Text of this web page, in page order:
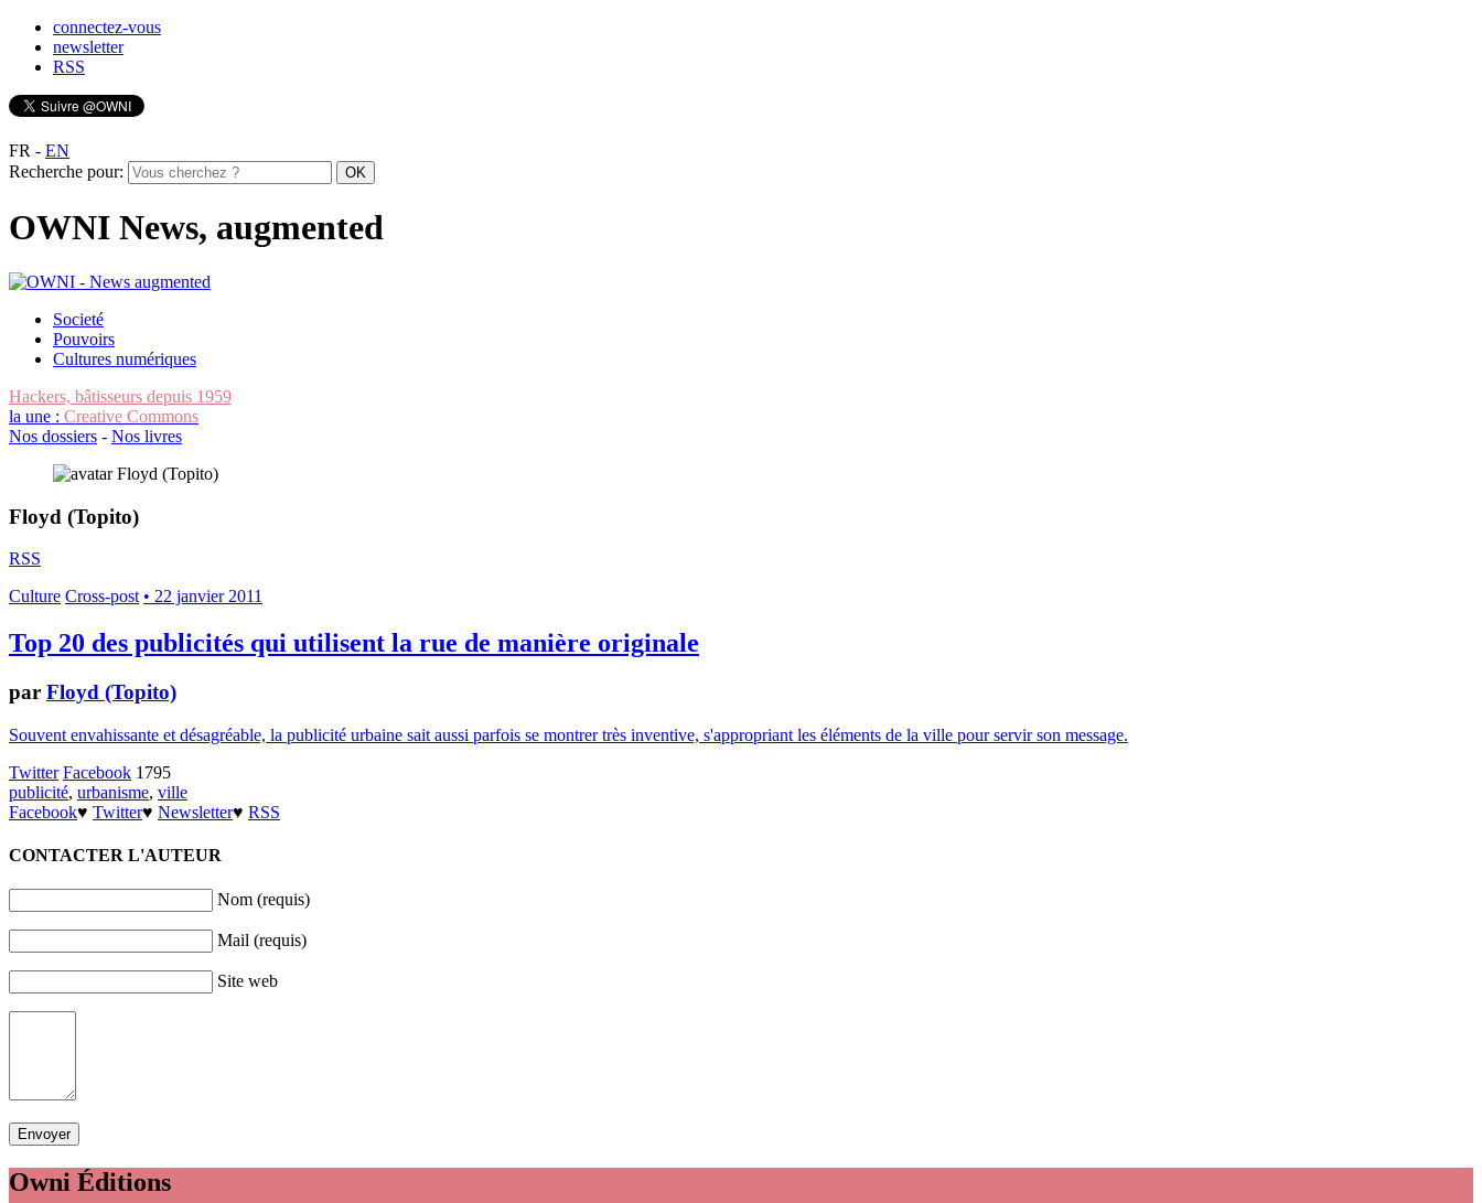
connectez-vous
newsletter
RSS
FR - EN
Recherche pour:
OWNI News, augmented
Societé
Pouvoirs
Cultures numériques
Hackers, bâtisseurs depuis 1959
la une : Creative Commons
Nos dossiers - Nos livres
Floyd (Topito)
RSS
Culture Cross-post • 22 janvier 2011
Top 20 des publicités qui utilisent la rue de manière originale
par Floyd (Topito)
Souvent envahissante et désagréable, la publicité urbaine sait aussi parfois se montrer très inventive, s'appropriant les éléments de la ville pour servir son message.
Twitter Facebook 1795
publicité, urbanisme, ville
Facebook♥ Twitter♥ Newsletter♥ RSS
CONTACTER L'AUTEUR
Nom (requis)
Mail (requis)
Site web
Owni Éditions